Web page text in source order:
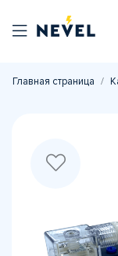
Главная страница